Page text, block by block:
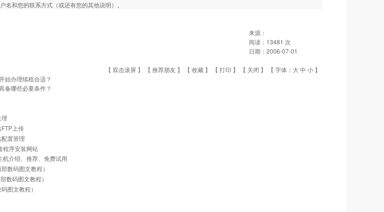
名和您的联系方式（或还有您的其他说明）。
来源：
阅读： 13481 次
日期： 2006-07-01
【 双击滚屏 】 【 推荐朋友 】 【 收藏 】 【 打印 】 【 关闭 】 【 字体： 大中 小 】
始办理续租合适？
备哪些必要条件？
FTP上传
配置管理
程序安装网站
机介绍、推荐、免费试用
数码图文教程）
数码图文教程）
图文教程）